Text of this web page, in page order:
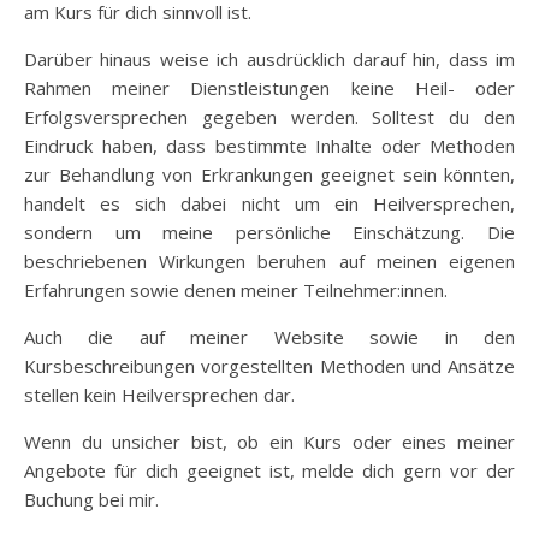
am Kurs für dich sinnvoll ist.
Darüber hinaus weise ich ausdrücklich darauf hin, dass im
Rahmen meiner Dienstleistungen keine Heil- oder
Erfolgsversprechen gegeben werden. Solltest du den
Eindruck haben, dass bestimmte Inhalte oder Methoden
zur Behandlung von Erkrankungen geeignet sein könnten,
handelt es sich dabei nicht um ein Heilversprechen,
sondern um meine persönliche Einschätzung. Die
beschriebenen Wirkungen beruhen auf meinen eigenen
Erfahrungen sowie denen meiner Teilnehmer:innen.
Auch die auf meiner Website sowie in den
Kursbeschreibungen vorgestellten Methoden und Ansätze
stellen kein Heilversprechen dar.
Wenn du unsicher bist, ob ein Kurs oder eines meiner
Angebote für dich geeignet ist, melde dich gern vor der
Buchung bei mir.